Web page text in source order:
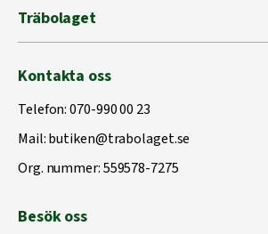
Träbolaget
Kontakta oss
Telefon:070-990 00 23
Mail:butiken@trabolaget.se
Org. nummer: 559578-7275
Besök oss